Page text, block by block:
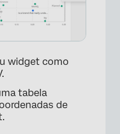
widget como
tabela
de